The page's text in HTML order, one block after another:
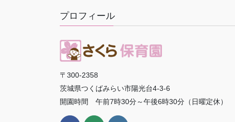
プロフィール
〒300-2358
茨城県つくばみらい市陽光台4-3-6
開園時間 午前7時30分～午後6時30分（日曜定休）